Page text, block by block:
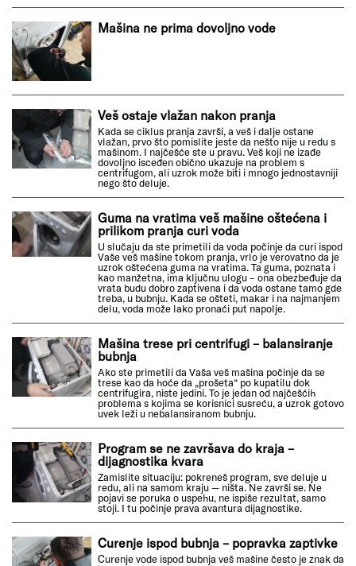
Mašina ne prima dovoljno vode
Veš ostaje vlažan nakon pranja
Kada se ciklus pranja završi, a veš i dalje ostane
vlažan, prvo što pomislite jeste da nešto nije u redu s
mašinom. I najčešće ste u pravu. Veš koji ne izađe
dovoljno isceđen obično ukazuje na problem s
centrifugom, ali uzrok može biti i mnogo jednostavniji
nego što deluje.
Guma na vratima veš mašine oštećena i
prilikom pranja curi voda
U slučaju da ste primetili da voda počinje da curi ispod
Vaše veš mašine tokom pranja, vrlo je verovatno da je
uzrok oštećena guma na vratima. Ta guma, poznata i
kao manžetna, ima ključnu ulogu – ona obezbeđuje da
vrata budu dobro zaptivena i da voda ostane tamo gde
treba, u bubnju. Kada se ošteti, makar i na najmanjem
delu, voda može lako pronaći put napolje.
Mašina trese pri centrifugi – balansiranje
bubnja
Ako ste primetili da Vaša veš mašina počinje da se
trese kao da hoće da „prošeta“ po kupatilu dok
centrifugira, niste jedini. To je jedan od najčešćih
problema s kojima se korisnici susreću, a uzrok gotovo
uvek leži u nebalansiranom bubnju.
Program se ne završava do kraja –
dijagnostika kvara
Zamislite situaciju: pokreneš program, sve deluje u
redu, ali na samom kraju — ništa. Ne završi se. Ne
pojavi se poruka o uspehu, ne ispiše rezultat, samo
stoji. I tu počinje prava avantura dijagnostike.
Curenje ispod bubnja – popravka zaptivke
Curenje vode ispod bubnja veš mašine često je znak da